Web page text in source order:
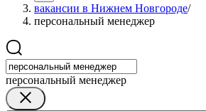
вакансии в Нижнем Новгороде/
персональный менеджер
персональный менеджер